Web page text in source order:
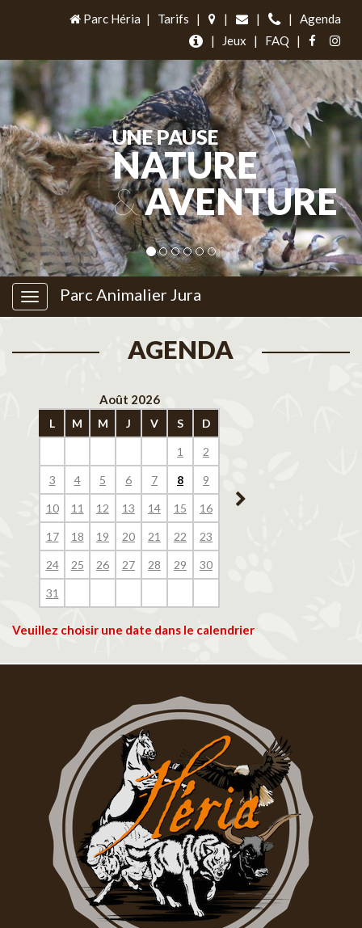
Parc Héria | Tarifs | | | |
Agenda
|
Jeux | FAQ |
UNE PAUSE
NATURE
&AVENTURE
Parc Animalier Jura
AGENDA
Août 2026
L M M J V S D
1 2
3 4 5 6 7 8 9
10 11 12 13 14 15 16
17 18 19 20 21 22 23
24 25 26 27 28 29 30
31
14
Veuillez choisir une date dans le calendrier